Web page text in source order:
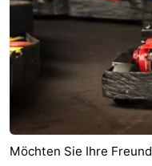
Möchten Sie Ihre